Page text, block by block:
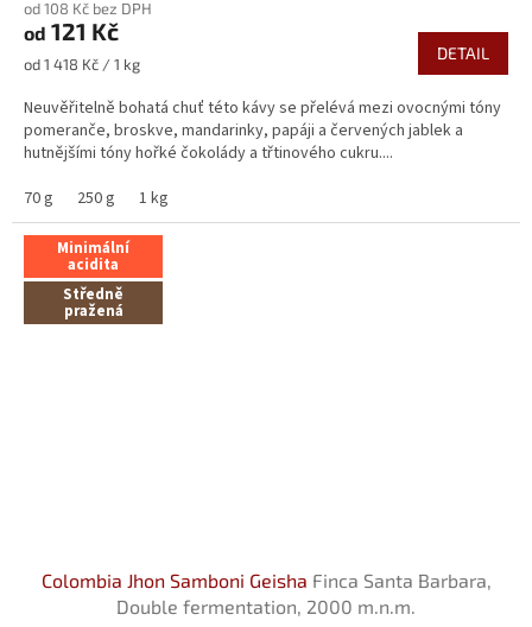
od 108 Kč bez DPH
od 121 Kč
Měrná
od 1 418 Kč / 1 kg
DETAIL
Neuvěřitelně bohatá chuť této kávy se přelévá mezi ovocnými tóny
pomeranče, broskve, mandarinky, papáji a červených jablek a
hutnějšími tóny hořké čokolády a třtinového cukru....
70 g
250 g 1 kg
Minimální
acidita
Středně
pražená
Colombia Jhon Samboni Geisha Finca Santa Barbara,
Double fermentation, 2000 m.n.m.